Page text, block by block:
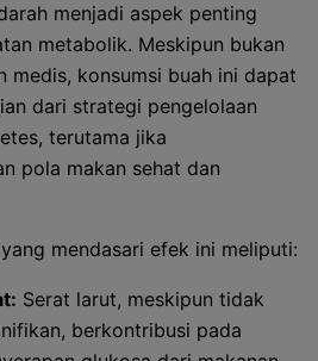
menjadi aspek penting
metabolik. Meskipun bukan
medis, konsumsi buah ini dapat
dari strategi pengelolaan
terutama jika
pola makan sehat dan
mendasari efek ini meliputi:
Serat larut, meskipun tidak
berkontribusi pada